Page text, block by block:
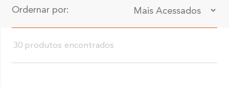
30 produtos encontrados
Ordernar por: